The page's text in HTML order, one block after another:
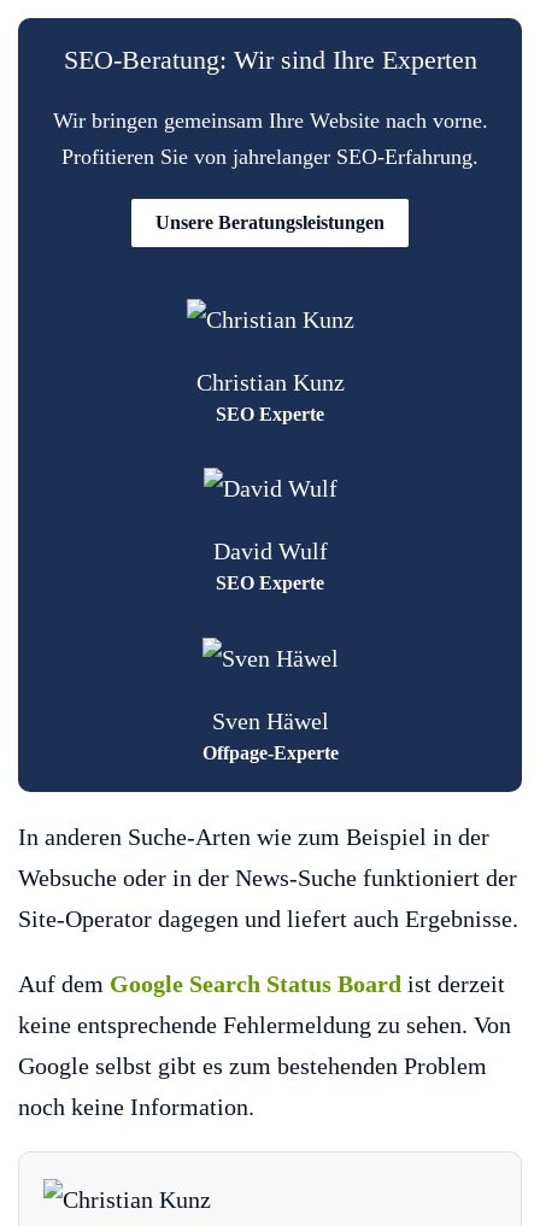
SEO-Beratung: Wir sind Ihre Experten
Wir bringen gemeinsam Ihre Website nach vorne.
Profitieren Sie von jahrelanger SEO-Erfahrung.
Unsere Beratungsleistungen
Christian Kunz
SEO Experte
David Wulf
SEO Experte
Sven Häwel
Offpage-Experte
In anderen Suche-Arten wie zum Beispiel in der
Websuche oder in der News-Suche funktioniert der
Site-Operator dagegen und liefert auch Ergebnisse.
Auf dem Google Search Status Board ist derzeit
keine entsprechende Fehlermeldung zu sehen. Von
Google selbst gibt es zum bestehenden Problem
noch keine Information.